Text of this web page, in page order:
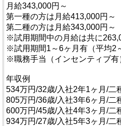
月給343,000円～
第一種の方は月給413,000円～
第二種の方は月給343,000円～
※試用期間中の月給は共に
※試用期間1～6ヶ月有（平均2
※職務手当（インセンティブ有
年収例
534万円/32歳/入社2年1ヶ月/二
805万円/36歳/入社3年6ヶ月/二
600万円/45歳/入社4年3ヶ月/二
934万円/27歳/入社5年3ヶ月/二